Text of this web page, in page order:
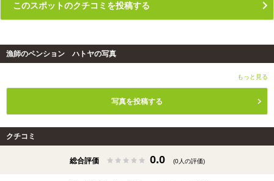
このスポットのクチコミを投稿する
漁師のペンション ハトヤの写真
もっと見る
写真を投稿する
クチコミ
総合評価 0.0 (0人の評価)